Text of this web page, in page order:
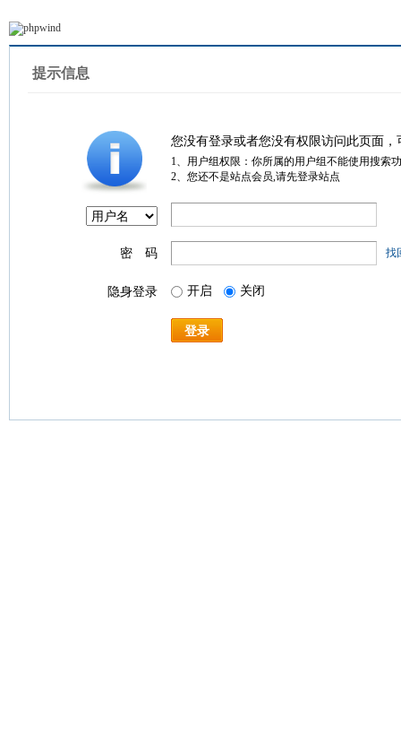
提示信息
您没有登录或者您没有权限访问此页面
1、用户组权限：你所属的用户组不能使用搜索
2、您还不是站点会员,请先登录站点
密 码 找
隐身登录 开启 关闭
登录